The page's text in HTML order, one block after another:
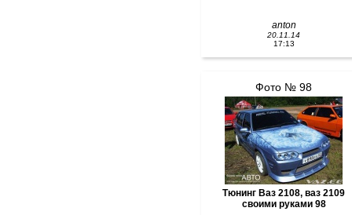
anton
20.11.14
17:13
Фото № 98
Тюнинг Ваз 2108, ваз 2109
своими руками 98